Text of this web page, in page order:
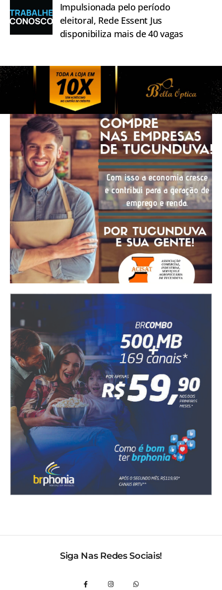
Impulsionada pelo período
eleitoral, Rede Essent Jus
disponibiliza mais de 40 vagas
Siga Nas Redes Sociais!